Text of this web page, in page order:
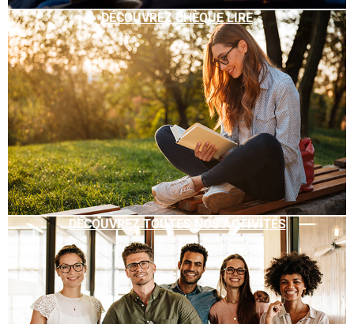
DÉCOUVREZ CHÈQUE LIRE
DÉCOUVREZ TOUTES NOS ACTIVITÉS